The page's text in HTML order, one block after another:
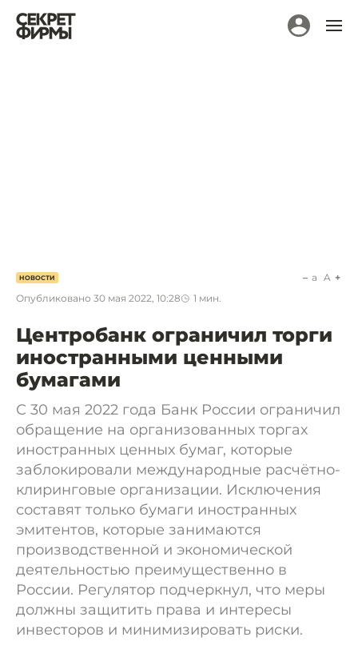
НОВОСТИ
Опубликовано 30 мая 2022, 10:28 1 мин.
a A
Центробанк ограничил торги
иностранными ценными
бумагами
С 30 мая 2022 года Банк России ограничил
обращение на организованных торгах
иностранных ценных бумаг, которые
заблокировали международные расчётно-
клиринговые организации. Исключения
составят только бумаги иностранных
эмитентов, которые занимаются
производственной и экономической
деятельностью преимущественно в
России. Регулятор подчеркнул, что меры
должны защитить права и интересы
инвесторов и минимизировать риски.